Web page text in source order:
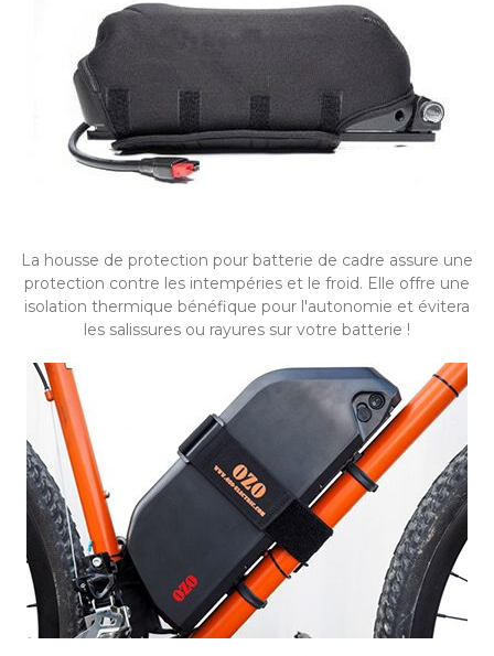
La housse de protection pour batterie de cadre assure une
protection contre les intempéries et le froid. Elle offre une
isolation thermique bénéfique pour l'autonomie et évitera
les salissures ou rayures sur votre batterie !